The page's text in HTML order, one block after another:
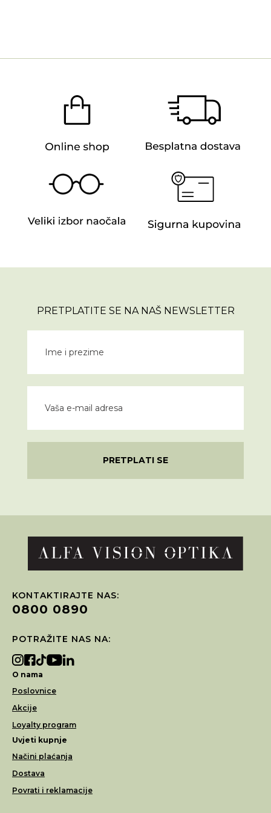
PRETPLATITE SE NA NAŠ NEWSLETTER
PRETPLATI SE
KONTAKTIRAJTE NAS:
0800 0890
POTRAŽITE NAS NA:
O nama
Poslovnice
Akcije
Loyalty program
Uvjeti kupnje
Načini plaćanja
Dostava
Povrati i reklamacije